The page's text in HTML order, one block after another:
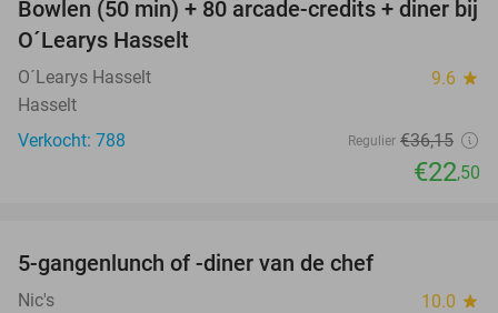
38%
Bowlen (50 min) + 80 arcade-credits + diner bij
O´Learys Hasselt
O´Learys Hasselt 9.6 star
Hasselt
Verkocht: 788
Regulier €36,15
€22,50
5-gangenlunch of -diner van de chef
Nic's 10.0 star